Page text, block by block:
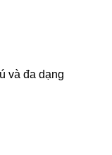
và đa dạng